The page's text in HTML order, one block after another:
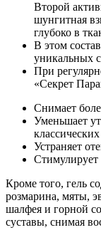
Второй
шунгитная
глубоко в
В этом
уникальных
При
«Секрет
Снимает
Уменьшает
Устраняет
Кроме того, гель
розмарина, мяты,
шалфея и горной
суставы, снимая